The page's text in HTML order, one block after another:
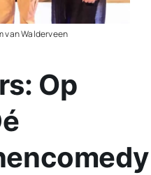
van Walderveen
Op